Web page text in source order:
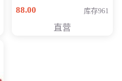
88.00
库存961
直营